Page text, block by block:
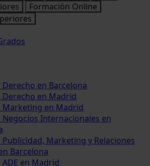
Formación Online
Derecho en Barcelona
Derecho en Madrid
Marketing en Madrid
Negocios Internacionales en
Publicidad, Marketing y Relaciones
Barcelona
en Madrid